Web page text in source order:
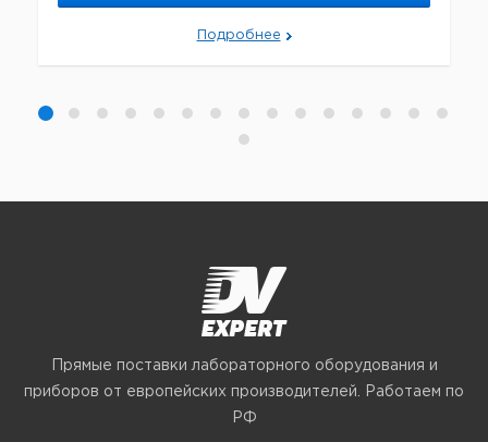
Подробнее
Прямые поставки лабораторного оборудования и
приборов от европейских производителей. Работаем по
РФ